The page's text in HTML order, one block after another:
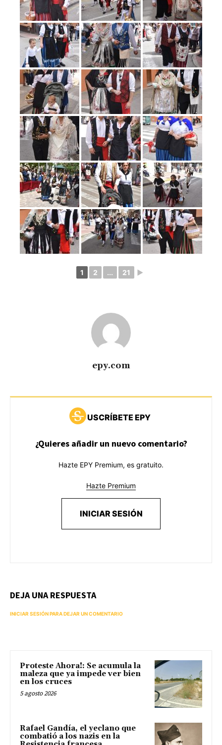
1 2 ... 21 ►
epy.com
USCRÍBETE EPY
¿Quieres añadir un nuevo comentario?
Hazte EPY Premium, es gratuito.
Hazte Premium
INICIAR SESIÓN
DEJA UNA RESPUESTA
INICIAR SESIÓN PARA DEJAR UN COMENTARIO
Proteste Ahora!: Se acumula la
maleza que ya impede ver bien
en los cruces
5 agosto 2026
Rafael Gandía, el yeclano que
combatió a los nazis en la